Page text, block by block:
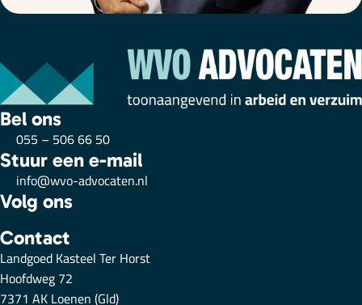
Bel ons
055 – 506 66 50
Stuur een e-mail
info@wvo-advocaten.nl
Volg ons
Contact
Landgoed Kasteel Ter Horst
Hoofdweg 72
7371 AK Loenen (Gld)